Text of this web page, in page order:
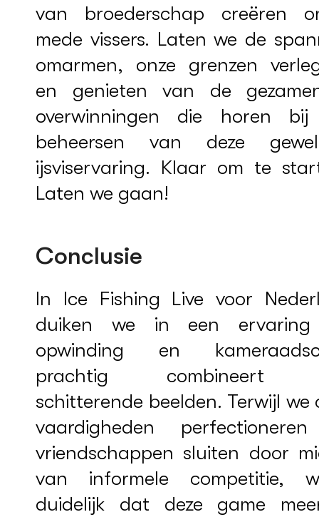
van broederschap creëren
mede vissers. Laten we de
omarmen, onze grenzen
en genieten van de
overwinningen die horen
beheersen van deze
ijsviservaring. Klaar om te
Laten we gaan!
Conclusie
In Ice Fishing Live voor
duiken we in een
opwinding en
prachtig combineert
schitterende beelden. Terwijl we
vaardigheden
vriendschappen sluiten door
van informele competitie,
duidelijk dat deze game